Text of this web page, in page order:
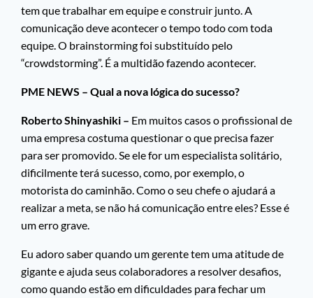
tem que trabalhar em equipe e construir junto. A
comunicação deve acontecer o tempo todo com toda
equipe. O brainstorming foi substituído pelo
“crowdstorming”. É a multidão fazendo acontecer.
PME NEWS – Qual a nova lógica do sucesso?
Roberto Shinyashiki – Em muitos casos o profissional de
uma empresa costuma questionar o que precisa fazer
para ser promovido. Se ele for um especialista solitário,
dificilmente terá sucesso, como, por exemplo, o
motorista do caminhão. Como o seu chefe o ajudará a
realizar a meta, se não há comunicação entre eles? Esse é
um erro grave.
Eu adoro saber quando um gerente tem uma atitude de
gigante e ajuda seus colaboradores a resolver desafios,
como quando estão em dificuldades para fechar um